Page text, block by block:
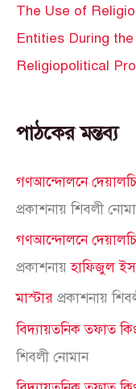
The Use of
Entities During
Religiopolitical
পাঠকের মন্তব্য
গণআন্দোলনে
প্রকাশনায়শিবলী
গণআন্দোলনে
প্রকাশনায়হাফিজুল
মাস্টার প্রকাশনায়
বিদ্যায়তনিক তফাত
শিবলী নোমান